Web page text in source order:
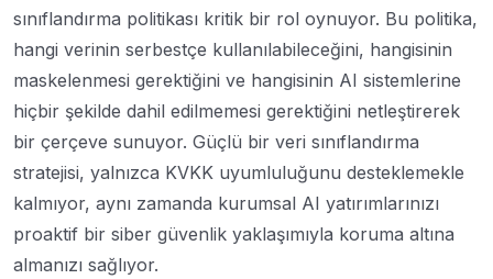
sınıflandırma politikası kritik bir rol oynuyor. Bu politika,
hangi verinin serbestçe kullanılabileceğini, hangisinin
maskelenmesi gerektiğini ve hangisinin AI sistemlerine
hiçbir şekilde dahil edilmemesi gerektiğini netleştirerek
bir çerçeve sunuyor. Güçlü bir veri sınıflandırma
stratejisi, yalnızca KVKK uyumluluğunu desteklemekle
kalmıyor, aynı zamanda kurumsal AI yatırımlarınızı
proaktif bir siber güvenlik yaklaşımıyla koruma altına
almanızı sağlıyor.